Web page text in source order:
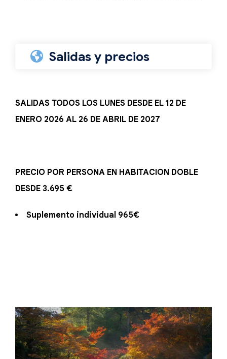
Salidas y precios
SALIDAS TODOS LOS LUNES DESDE EL 12 DE
ENERO 2026 AL 26 DE ABRIL DE 2027
PRECIO POR PERSONA EN HABITACION DOBLE
DESDE 3.695 €
Suplemento individual 965€